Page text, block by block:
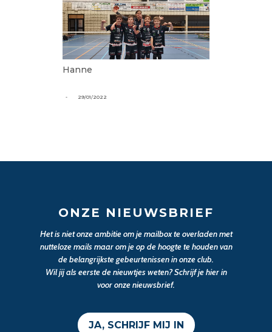
Hanne
- 29/01/2022
ONZE NIEUWSBRIEF
Het is niet onze ambitie om je mailbox te overladen met
nutteloze mails maar om je op de hoogte te houden van
de belangrijkste gebeurtenissen in onze club.
Wil jij als eerste de nieuwtjes weten? Schrijf je hier in
voor onze nieuwsbrief.
JA, SCHRIJF MIJ IN